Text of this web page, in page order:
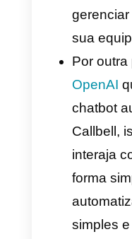
conta
Tenha
uma a
depois